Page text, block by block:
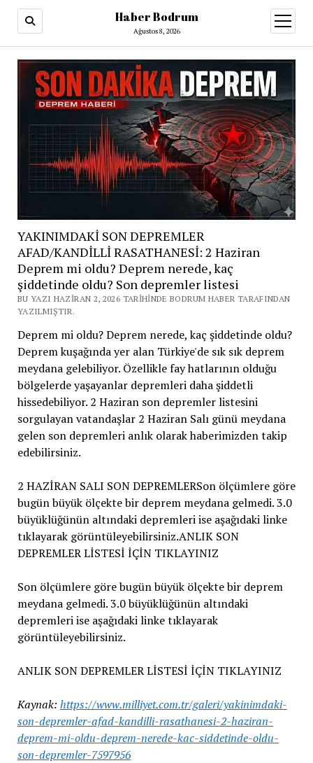
Haber Bodrum
Ağustos 8, 2026
aç
YAKINIMDAKİ SON DEPREMLER
AFAD/KANDİLLİ RASATHANESİ: 2 Haziran
Deprem mi oldu? Deprem nerede, kaç
şiddetinde oldu? Son depremler listesi
BU YAZI HAZIRAN 2, 2026 TARIHINDE BODRUM HABER TARAFINDAN
YAZILMIŞTIR.
Deprem mi oldu? Deprem nerede, kaç şiddetinde oldu?
Deprem kuşağında yer alan Türkiye'de sık sık deprem
meydana gelebiliyor. Özellikle fay hatlarının olduğu
bölgelerde yaşayanlar depremleri daha şiddetli
hissedebiliyor. 2 Haziran son depremler listesini
sorgulayan vatandaşlar 2 Haziran Salı günü meydana
gelen son depremleri anlık olarak haberimizden takip
edebilirsiniz.
2 HAZİRAN SALI SON DEPREMLERSon ölçümlere göre
bugün büyük ölçekte bir deprem meydana gelmedi. 3.0
büyüklüğünün altındaki depremleri ise aşağıdaki linke
tıklayarak görüntüleyebilirsiniz.ANLIK SON
DEPREMLER LİSTESİ İÇİN TIKLAYINIZ
Son ölçümlere göre bugün büyük ölçekte bir deprem
meydana gelmedi. 3.0 büyüklüğünün altındaki
depremleri ise aşağıdaki linke tıklayarak
görüntüleyebilirsiniz.
ANLIK SON DEPREMLER LİSTESİ İÇİN TIKLAYINIZ
Kaynak: https://www.milliyet.com.tr/galeri/yakinimdaki-
son-depremler-afad-kandilli-rasathanesi-2-haziran-
deprem-mi-oldu-deprem-nerede-kac-siddetinde-oldu-
son-depremler-7597956